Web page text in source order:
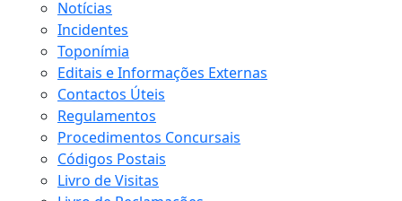
Notícias
Incidentes
Toponímia
Editais e Informações Externas
Contactos Úteis
Regulamentos
Procedimentos Concursais
Códigos Postais
Livro de Visitas